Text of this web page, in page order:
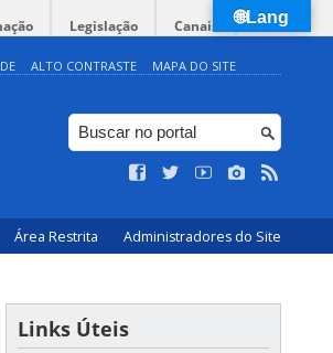
Legislação Canais
ALTO CONTRASTE MAPA DO SITE
Área Restrita Administradores do Site
Links Úteis
🌐Lang